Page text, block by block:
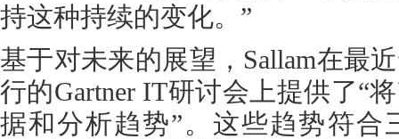
持这种持续的变化。”
基于对未来的展望，Sallam在最
行的Gartner IT研讨会上提供了“
据和分析趋势”。这些趋势符合